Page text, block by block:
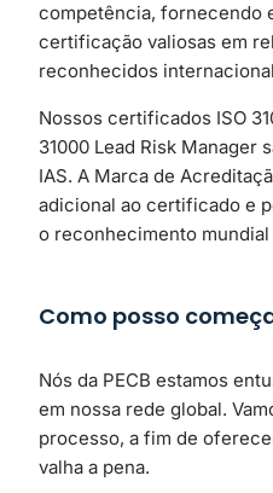
competência, fornecendo
certificação valiosas em
reconhecidos
Nossos certificados ISO
31000 Lead Risk Manager
IAS. A Marca de
adicional ao certificado e
o reconhecimento mundial
Como posso
Nós da PECB estamos
em nossa rede global.
processo, a fim de
valha a pena.